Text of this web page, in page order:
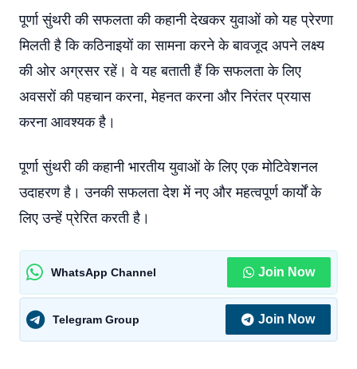
पूर्णा सुंथरी की सफलता की कहानी देखकर युवाओं को यह प्रेरणा
मिलती है कि कठिनाइयों का सामना करने के बावजूद अपने लक्ष्य
की ओर अग्रसर रहें। वे यह बताती हैं कि सफलता के लिए
अवसरों की पहचान करना, मेहनत करना और निरंतर प्रयास
करना आवश्यक है।
पूर्णा सुंथरी की कहानी भारतीय युवाओं के लिए एक मोटिवेशनल
उदाहरण है। उनकी सफलता देश में नए और महत्वपूर्ण कार्यों के
लिए उन्हें प्रेरित करती है।
WhatsApp Channel Join Now
Telegram Group Join Now